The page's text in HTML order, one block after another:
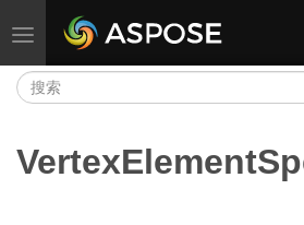
切换导航